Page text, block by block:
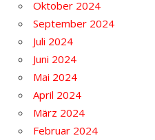
Oktober 2024
September 2024
Juli 2024
Juni 2024
Mai 2024
April 2024
März 2024
Februar 2024